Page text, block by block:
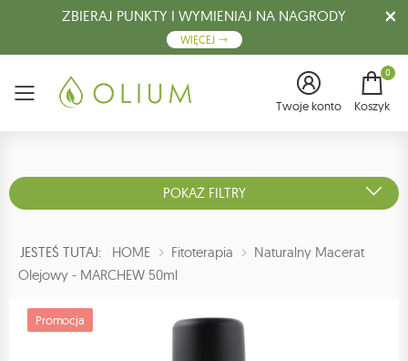
ZBIERAJ PUNKTY I WYMIENIAJ NA NAGRODY
WIĘCEJ
Menu Twoje konto
0
Koszyk
POKAŻ FILTRY
JESTEŚ TUTAJ: HOME Fitoterapia
Naturalny Macerat
Olejowy - MARCHEW 50ml
Promocja